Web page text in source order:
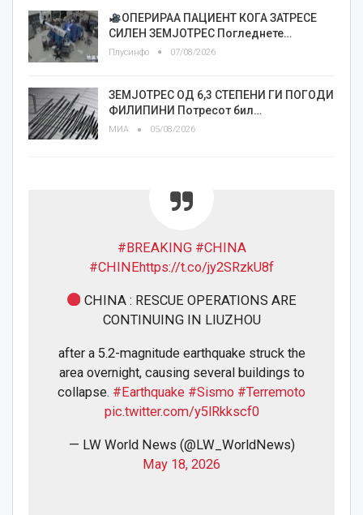
ОПЕРИРАА ПАЦИЕНТ КОГА ЗАТРЕСЕ
СИЛЕН ЗЕМЈОТРЕС Погледнете…
Плусинфо 07/08/2026
ЗЕМЈОТРЕС ОД 6,3 СТЕПЕНИ ГИ ПОГОДИ
ФИЛИПИНИ Потресот бил…
МИА 05/08/2026
#BREAKING #CHINA
#CHINEhttps://t.co/jy2SRzkU8f
CHINA : RESCUE OPERATIONS ARE
CONTINUING IN LIUZHOU
after a 5.2-magnitude earthquake struck the
area overnight, causing several buildings to
collapse. #Earthquake #Sismo #Terremoto
pic.twitter.com/y5lRkkscf0
— LW World News (@LW_WorldNews)
May 18, 2026